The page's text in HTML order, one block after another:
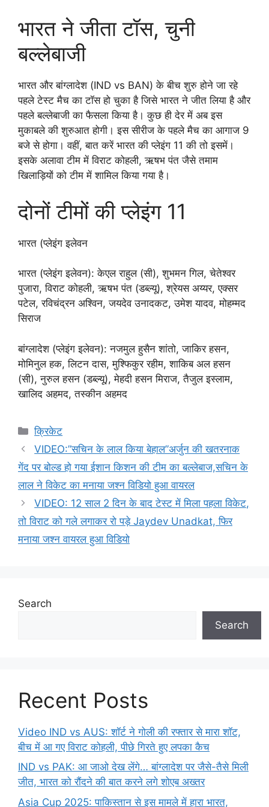
भारत ने जीता टॉस, चुनी
बल्लेबाजी
भारत और बांग्लादेश (IND vs BAN) के बीच शुरु होने जा रहे
पहले टेस्ट मैच का टॉस हो चुका है जिसे भारत ने जीत लिया है और
पहले बल्लेबाजी का फैसला किया है। कुछ ही देर में अब इस
मुकाबले की शुरुआत होगी। इस सीरीज के पहले मैच का आगाज 9
बजे से होगा। वहीं, बात करें भारत की प्लेइंग 11 की तो इसमें।
इसके अलावा टीम में विराट कोहली, ऋषभ पंत जैसे तमाम
खिलाड़ियों को टीम में शामिल किया गया है।
दोनों टीमों की प्लेइंग 11
भारत (प्लेइंग इलेवन
भारत (प्लेइंग इलेवन): केएल राहुल (सी), शुभमन गिल, चेतेश्वर
पुजारा, विराट कोहली, ऋषभ पंत (डब्ल्यू), श्रेयस अय्यर, एक्सर
पटेल, रविचंद्रन अश्विन, जयदेव उनादकट, उमेश यादव, मोहम्मद
सिराज
बांग्लादेश (प्लेइंग इलेवन): नजमुल हुसैन शांतो, जाकिर हसन,
मोमिनुल हक, लिटन दास, मुश्फिकुर रहीम, शाकिब अल हसन
(सी), नुरुल हसन (डब्ल्यू), मेहदी हसन मिराज, तैजुल इस्लाम,
खालिद अहमद, तस्कीन अहमद
Categories
क्रिकेट
VIDEO:”सचिन के लाल किया बेहाल”अर्जुन की खतरनाक
गेंद पर बोल्ड हो गया ईशान किशन की टीम का बल्लेबाज,सचिन के
लाल ने विकेट का मनाया जश्न विडियो हुआ वायरल
VIDEO: 12 साल 2 दिन के बाद टेस्ट में मिला पहला विकेट,
तो विराट को गले लगाकर रो पड़े Jaydev Unadkat, फिर
मनाया जश्न वायरल हुआ विडियो
Search
Search
Recent Posts
Video IND vs AUS: शॉर्ट ने गोली की रफ्तार से मारा शॉट,
बीच में आ गए विराट कोहली, पीछे गिरते हुए लपका कैच
IND vs PAK: आ जाओ देख लेंगे… बांग्लादेश पर जैसे-तैसे मिली
जीत, भारत को रौंदने की बात करने लगे शोएब अख्तर
Asia Cup 2025: पाकिस्तान से इस मामले में हारा भारत,